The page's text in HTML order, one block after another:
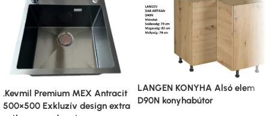
.Kevmil Premium MEX Antracit
500×500 Exkluzív design extra
LANGEN KONYHA Alsó elem
D90N konyhabútor